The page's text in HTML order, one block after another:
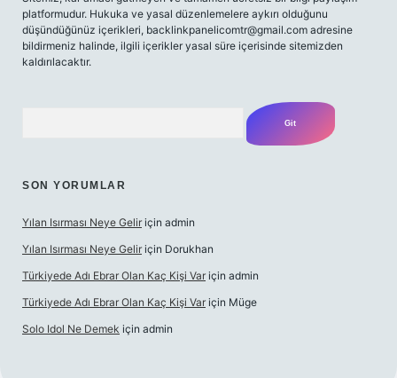
platformudur. Hukuka ve yasal düzenlemelere aykırı olduğunu
düşündüğünüz içerikleri, backlinkpanelicomtr@gmail.com adresine
bildirmeniz halinde, ilgili içerikler yasal süre içerisinde sitemizden
kaldırılacaktır.
SON YORUMLAR
Yılan Isırması Neye Gelir için admin
Yılan Isırması Neye Gelir için Dorukhan
Türkiyede Adı Ebrar Olan Kaç Kişi Var için admin
Türkiyede Adı Ebrar Olan Kaç Kişi Var için Müge
Solo Idol Ne Demek için admin